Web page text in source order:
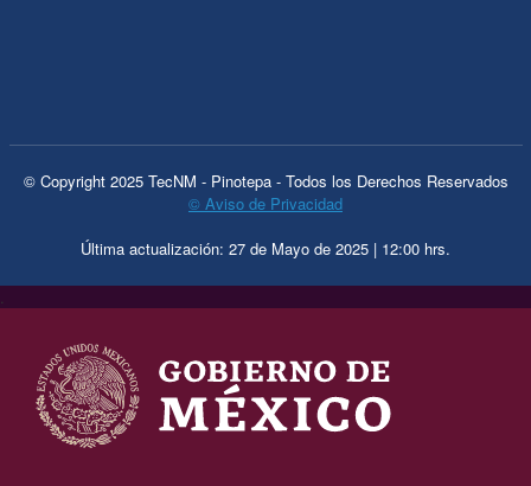
© Copyright 2025 TecNM - Pinotepa - Todos los Derechos Reservados
© Aviso de Privacidad
Última actualización: 27 de Mayo de 2025 | 12:00 hrs.
.